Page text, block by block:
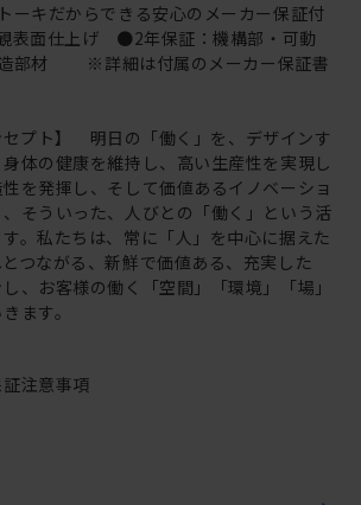
ーキだからできる安心のメーカー保証付
表面仕上げ ●2年保証：機構部・可動
部材 ※詳細は付属のメーカー保証書
セプト】 明日の「働く」を、デザインす
体の健康を維持し、高い生産性を実現し
を発揮し、そして価値あるイノベーショ
そういった、人びとの「働く」という活
。私たちは、常に「人」を中心に据えた
つながる、新鮮で価値ある、充実した
、お客様の働く「空間」「環境」「場」
ます。
注意事項